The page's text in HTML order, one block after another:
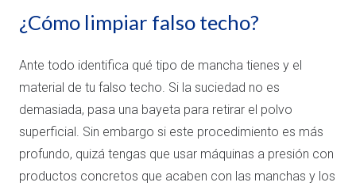
¿Cómo limpiar falso techo?
Ante todo identifica qué tipo de mancha tienes y el
material de tu falso techo. Si la suciedad no es
demasiada, pasa una bayeta para retirar el polvo
superficial. Sin embargo si este procedimiento es más
profundo, quizá tengas que usar máquinas a presión con
productos concretos que acaben con las manchas y los